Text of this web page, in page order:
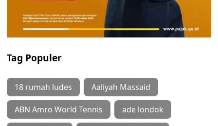
Tag Populer
18 rumah ludes Aaliyah Massaid
ABN Amro World Tennis ade londok